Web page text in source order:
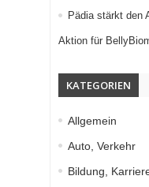
Pädia stärkt den
Aktion für
KATEGORIEN
Allgemein
Auto, Verkehr
Bildung,